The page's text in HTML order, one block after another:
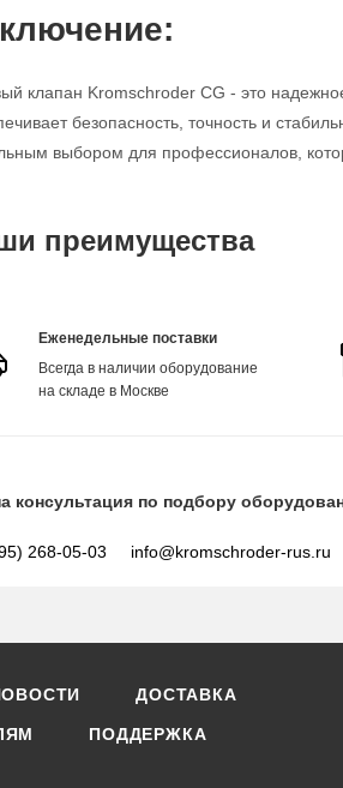
клапан Kromschroder CG - это
безопасность, точность и
выбором для профессионалов,
преимущества
Еженедельные поставки
Всегда в наличии оборудование
на складе в Москве
консультация по подбору
268-05-03 info@kromschroder-rus.ru
ДОСТАВКА
ПОДДЕРЖКА